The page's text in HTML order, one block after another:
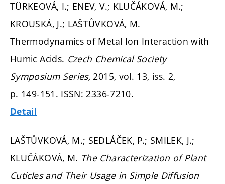
TÜRKEOVÁ, I.; ENEV, V.; KLUČÁKOVÁ, M.;
KROUSKÁ, J.; LAŠTŮVKOVÁ, M.
Thermodynamics of Metal Ion Interaction with
Humic Acids. Czech Chemical Society
Symposium Series,2015, vol. 13, iss. 2,
p. 149-151. ISSN: 2336-7210.
Detail
LAŠTŮVKOVÁ, M.; SEDLÁČEK, P.; SMILEK, J.;
KLUČÁKOVÁ, M. The Characterization of Plant
Cuticles and Their Usage in Simple Diffusion